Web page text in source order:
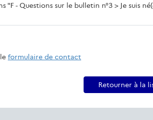
- Questions sur le bulletin n°3 > Je suis
formulaire de contact
Retourner à la